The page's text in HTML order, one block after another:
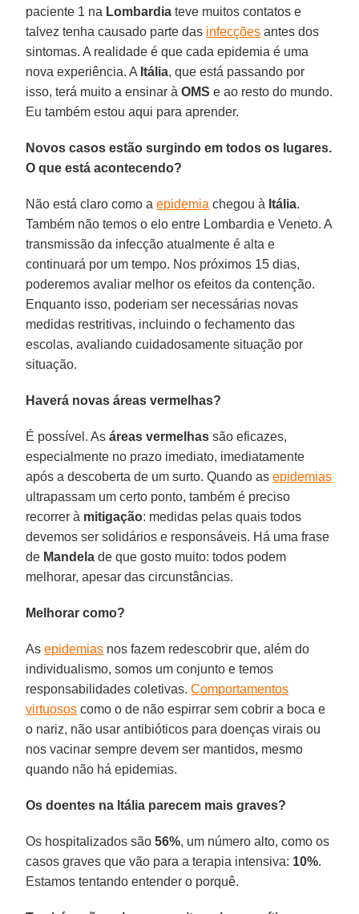
paciente 1 na Lombardia teve muitos contatos e
talvez tenha causado parte das infecções antes dos
sintomas. A realidade é que cada epidemia é uma
nova experiência. A Itália, que está passando por
isso, terá muito a ensinar àOMS e ao resto do mundo.
Eu também estou aqui para aprender.
Novos casos estão surgindo em todos os lugares.
O que está acontecendo?
Não está claro como aepidemia chegou à Itália.
Também não temos o elo entre Lombardia e Veneto. A
transmissão da infecção atualmente é alta e
continuará por um tempo. Nos próximos 15 dias,
poderemos avaliar melhor os efeitos da contenção.
Enquanto isso, poderiam ser necessárias novas
medidas restritivas, incluindo o fechamento das
escolas, avaliando cuidadosamente situação por
situação.
Haverá novas áreas vermelhas?
É possível. Asáreas vermelhas são eficazes,
especialmente no prazo imediato, imediatamente
após a descoberta de um surto. Quando asepidemias
ultrapassam um certo ponto, também é preciso
recorrer à mitigação: medidas pelas quais todos
devemos ser solidários e responsáveis. Há uma frase
de Mandela de que gosto muito: todos podem
melhorar, apesar das circunstâncias.
Melhorar como?
Asepidemias nos fazem redescobrir que, além do
individualismo, somos um conjunto e temos
responsabilidades coletivas.Comportamentos
virtuosos como o de não espirrar sem cobrir a boca e
o nariz, não usar antibióticos para doenças virais ou
nos vacinar sempre devem ser mantidos, mesmo
quando não há epidemias.
Os doentes na Itália parecem mais graves?
Os hospitalizados são56%, um número alto, como os
casos graves que vão para a terapia intensiva: 10%.
Estamos tentando entender o porquê.